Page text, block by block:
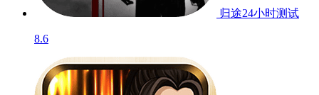
归途24小时测试
8.6